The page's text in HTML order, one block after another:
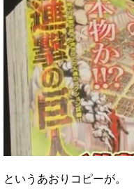
というあおりコピーが。